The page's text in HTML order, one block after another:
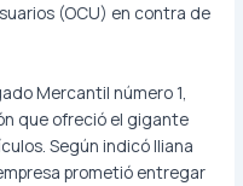
(OCU) en contra de
Mercantil número 1,
que ofreció el gigante
Según indicó Iliana
prometió entregar